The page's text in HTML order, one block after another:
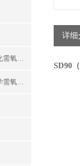
BOD测定仪/BOD分析仪/生化需氧量测定仪
COD测定仪/COD分析仪/化学需氧量测定仪
详细
SD90